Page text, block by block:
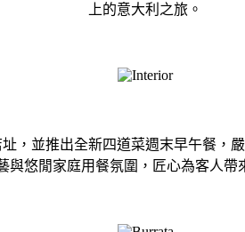
上的意大利之旅。
，並推出全新四道菜週末早午餐
與悠閒家庭⽤餐氛圍，匠⼼為客⼈